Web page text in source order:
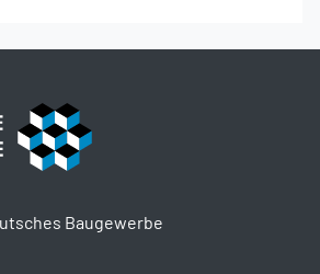
Baugewerbe